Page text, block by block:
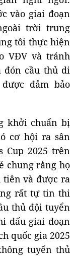
vào giai đoạn
trời trung
tôi thực hiện
VĐV và tránh
cầu thủ di
đảm bảo
khởi chuẩn bị
cơ hội ra sân
Cup 2025 trên
chung rằng họ
tiên và được ra
rất tự tin thi
thủ đội tuyển
đấu giai đoạn
quốc gia 2025
tuyển thủ